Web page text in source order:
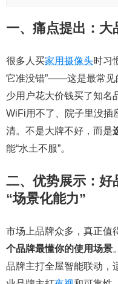
一、痛点提出：大
很多人买家用摄像头时习
它准没错”——这是最常见
少用户花大价钱买了知名
WiFi用不了、院子里没插
清。不是大牌不好，而是
能“水土不服”。
二、优势展示：好
“场景化能力”
市场上品牌众多，真正值
个品牌最懂你的使用场景
品牌主打全屋智能联动，